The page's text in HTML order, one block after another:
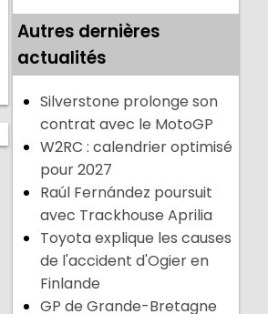
Autres dernières
actualités
Silverstone prolonge son
contrat avec le MotoGP
W2RC : calendrier optimisé
pour 2027
Raúl Fernández poursuit
avec Trackhouse Aprilia
Toyota explique les causes
de l'accident d'Ogier en
Finlande
GP de Grande-Bretagne